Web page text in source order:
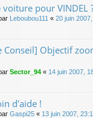
pour VINDEL
Leboubou111 « 20 juin
Conseil] Objectif
Sector_94 « 14 juin 2007,
d'aide !
Gaspi25 « 13 juin 2007,